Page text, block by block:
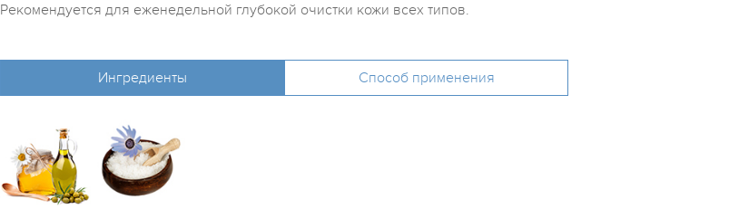
Рекомендуется для еженедельной глубокой очистки кожи всех типов.
Ингредиенты Способ применения